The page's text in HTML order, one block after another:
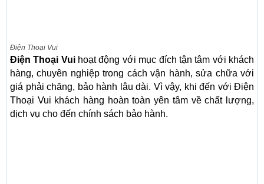
Điện Thoại Vui
Điện Thoại Vuihoạt động với mục đích tận tâm với khách
hàng, chuyên nghiệp trong cách vận hành, sửa chữa với
giá phải chăng, bảo hành lâu dài. Vì vậy, khi đến với Điện
Thoại Vui khách hàng hoàn toàn yên tâm về chất lượng,
dịch vụ cho đến chính sách bảo hành.